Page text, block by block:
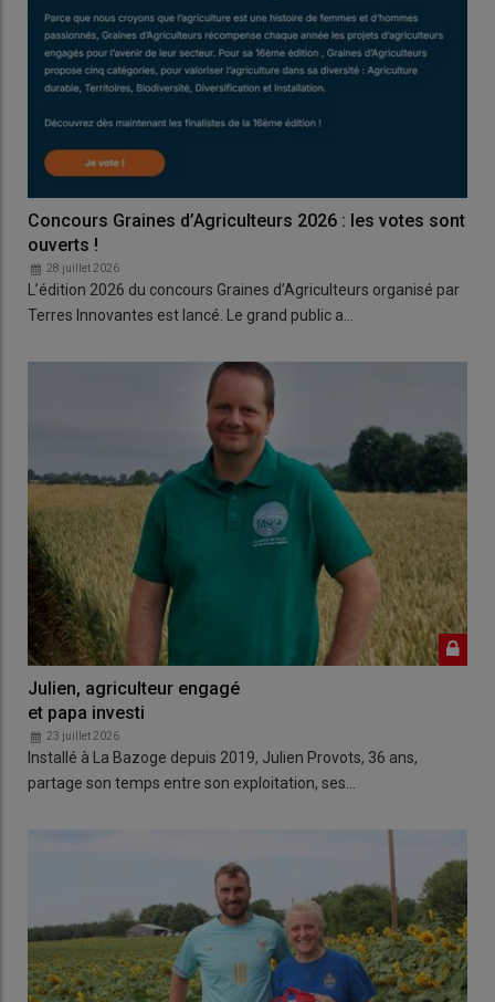
Concours Graines d’Agriculteurs 2026 : les votes sont
ouverts !
28 juillet 2026
L’édition 2026 du concours Graines d’Agriculteurs organisé par
Terres Innovantes est lancé. Le grand public a…
Julien, agriculteur engagé
et papa investi
23 juillet 2026
Installé à La Bazoge depuis 2019, Julien Provots, 36 ans,
partage son temps entre son exploitation, ses…